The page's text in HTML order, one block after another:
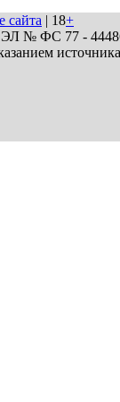
сайта | 18+
№ ФС 77 - 44486